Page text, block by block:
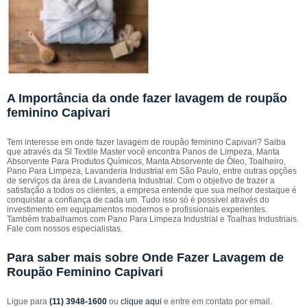
A Importância da onde fazer lavagem de roupão
feminino Capivari
Tem interesse em onde fazer lavagem de roupão feminino Capivari? Saiba
que através da Sl Textile Master você encontra Panos de Limpeza, Manta
Absorvente Para Produtos Químicos, Manta Absorvente de Óleo, Toalheiro,
Pano Para Limpeza, Lavanderia Industrial em São Paulo, entre outras opções
de serviços da área de Lavanderia Industrial. Com o objetivo de trazer a
satisfação a todos os clientes, a empresa entende que sua melhor destaque é
conquistar a confiança de cada um. Tudo isso só é possível através do
investimento em equipamentos modernos e profissionais experientes.
Também trabalhamos com Pano Para Limpeza Industrial e Toalhas Industriais.
Fale com nossos especialistas.
Para saber mais sobre Onde Fazer Lavagem de
Roupão Feminino Capivari
Ligue para (11) 3948-1600 ou clique aqui e entre em contato por email.